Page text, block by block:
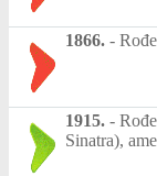
1866. -
1915. -
Sinatra),